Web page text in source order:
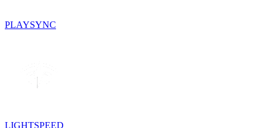
PLAYSYNC
LIGHTSPEED